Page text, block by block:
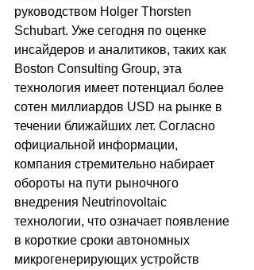
руководством Holger Thorsten
Schubart. Уже сегодня по оценке
инсайдеров и аналитиков, таких как
Boston Consulting Group, эта
технология имеет потенциал более
сотен миллиардов USD на рынке в
течении ближайших лет. Согласно
официальной информации,
компания стремительно набирает
обороты на пути рыночного
внедрения Neutrinovoltaic
технологии, что означает появление
в короткие сроки автономных
микрогенерирующих устройств